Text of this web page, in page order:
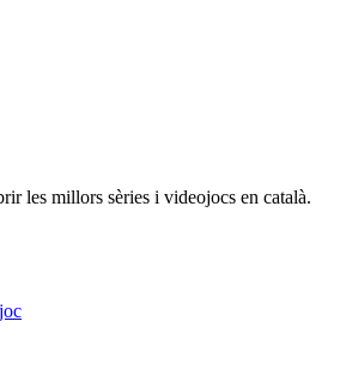
les millors sèries i videojocs en català.